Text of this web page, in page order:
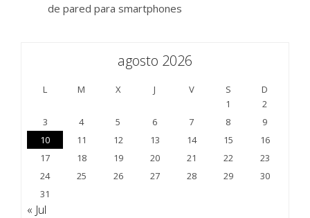
de pared para smartphones
agosto 2026
L M X J V S
D
1
2
3
4 5 6 7 8
9
10
11 12 13 14 15
16
17
18 19 20 21 22
23
24
25 26 27 28 29
30
31
« Jul